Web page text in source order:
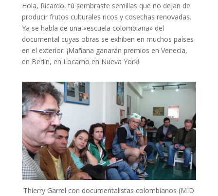
Hola, Ricardo, tú sembraste semillas que no dejan de
producir frutos culturales ricos y cosechas renovadas.
Ya se habla de una «escuela colombiana» del
documental cuyas obras se exhiben en muchos países
en el exterior. ¡Mañana ganarán premios en Venecia,
en Berlín, en Locarno en Nueva York!
Thierry Garrel con documentalistas colombianos (MID